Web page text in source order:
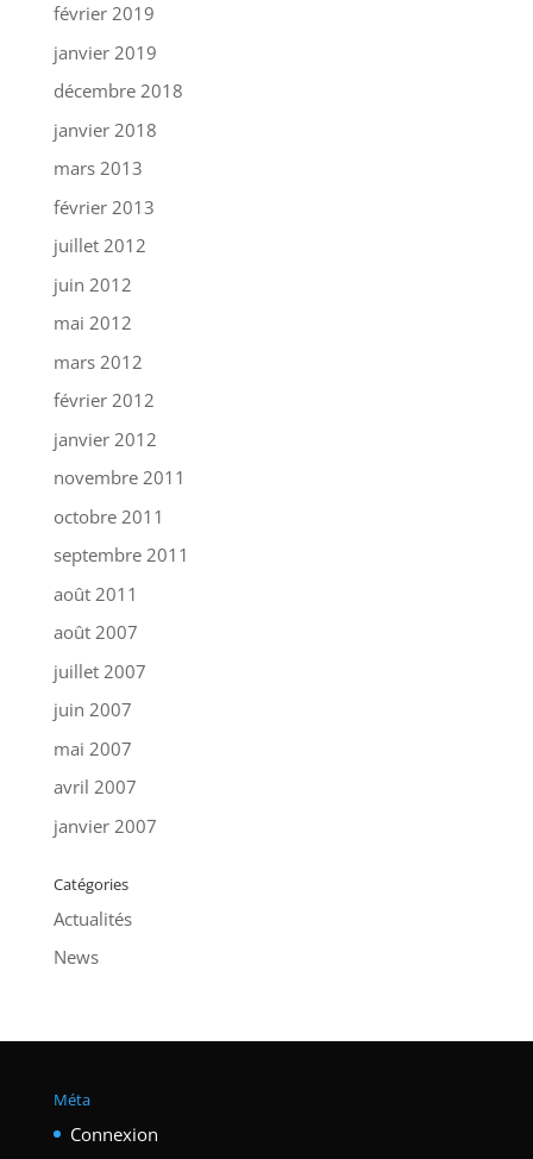
février 2019
janvier 2019
décembre 2018
janvier 2018
mars 2013
février 2013
juillet 2012
juin 2012
mai 2012
mars 2012
février 2012
janvier 2012
novembre 2011
octobre 2011
septembre 2011
août 2011
août 2007
juillet 2007
juin 2007
mai 2007
avril 2007
janvier 2007
Catégories
Actualités
News
Méta
Connexion